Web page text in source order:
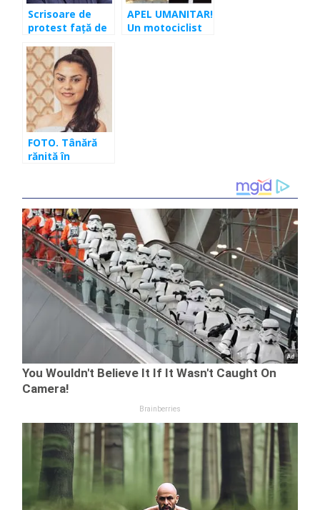
Scrisoare de
protest față de
lui Liviu Alexa.
Apelul
profesioniştilor
din presa
clujeană către
Viorica Dăncilă
APEL UMANITAR!
Un motociclist
FOTO. Tânără
rănită în
nevoie de
sânge!